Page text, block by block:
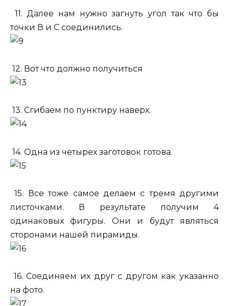
11. Далее нам нужно загнуть угол так что бы
точки В и С соединились.
12. Вот что должно получиться
13. Сгибаем по пунктиру наверх.
14. Одна из четырех заготовок готова.
15. Все тоже самое делаем с тремя другими
листочками. В результате получим 4
одинаковых фигуры. Они и будут являться
сторонами нашей пирамиды.
16. Соединяем их друг с другом как указанно
на фото.